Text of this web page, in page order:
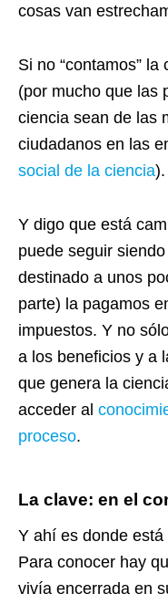
cosas van
Si no “contamos”
(por mucho que las
ciencia sean de las
ciudadanos en las
social de la ciencia).
Y digo que está
puede seguir
destinado a unos
parte) la pagamos
impuestos. Y no
a los beneficios y a
que genera la
acceder al
proceso.
La clave: en el
Y ahí es donde
Para conocer hay
vivía encerrada en